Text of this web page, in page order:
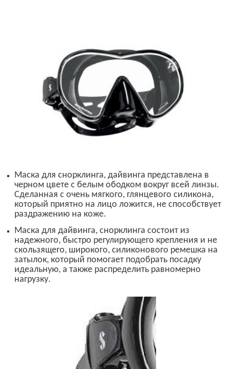
Маска для снорклинга, дайвинга представлена в
черном цвете с белым ободком вокруг всей линзы.
Сделанная с очень мягкого, глянцевого силикона,
который приятно на лицо ложится, не способствует
раздражению на коже.
Маска для дайвинга, снорклинга состоит из
надежного, быстро регулирующего крепления и не
скользящего, широкого, силиконового ремешка на
затылок, который помогает подобрать посадку
идеальную, а также распределить равномерно
нагрузку.